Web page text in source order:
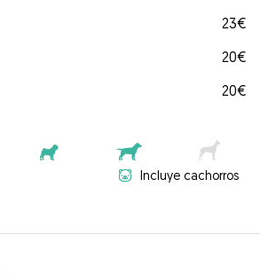
23€
20€
20€
Incluye cachorros